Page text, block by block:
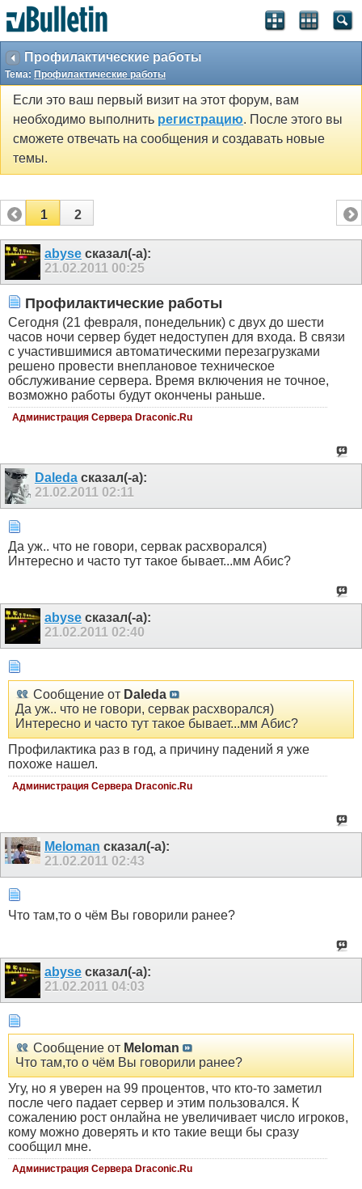
Профилактические работы
Тема: Профилактические работы
Если это ваш первый визит на этот форум, вам
необходимо выполнить регистрацию. После этого вы
сможете отвечать на сообщения и создавать новые
темы.
1 2
abyse сказал(-а):
21.02.2011 00:25
Профилактические работы
Сегодня (21 февраля, понедельник) с двух до шести
часов ночи сервер будет недоступен для входа. В связи
с участившимися автоматическими перезагрузками
решено провести внеплановое техническое
обслуживание сервера. Время включения не точное,
возможно работы будут окончены раньше.
Администрация Сервера Draconic.Ru
Daledaсказал(-а):
21.02.2011 02:11
Да уж.. что не говори, сервак расхворался)
Интересно и часто тут такое бывает...мм Абис?
abyse сказал(-а):
21.02.2011 02:40
Сообщение от Daleda
Да уж.. что не говори, сервак расхворался)
Интересно и часто тут такое бывает...мм Абис?
Профилактика раз в год, а причину падений я уже
похоже нашел.
Администрация Сервера Draconic.Ru
Meloman сказал(-а):
21.02.2011 02:43
Что там,то о чём Вы говорили ранее?
abyse сказал(-а):
21.02.2011 04:03
Сообщение от Meloman
Что там,то о чём Вы говорили ранее?
Угу, но я уверен на 99 процентов, что кто-то заметил
после чего падает сервер и этим пользовался. К
сожалению рост онлайна не увеличивает число игроков,
кому можно доверять и кто такие вещи бы сразу
сообщил мне.
Администрация Сервера Draconic.Ru